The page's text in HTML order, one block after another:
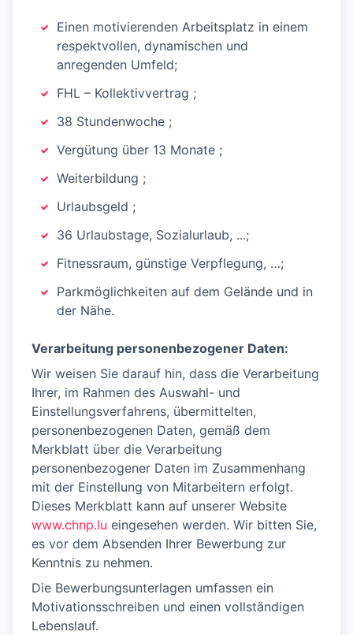
Einen motivierenden Arbeitsplatz in einem
respektvollen, dynamischen und
anregenden Umfeld;
FHL – Kollektivvertrag ;
38 Stundenwoche ;
Vergütung über 13 Monate ;
Weiterbildung ;
Urlaubsgeld ;
36 Urlaubstage, Sozialurlaub, ...;
Fitnessraum, günstige Verpflegung, …;
Parkmöglichkeiten auf dem Gelände und in
der Nähe.
Verarbeitung personenbezogener Daten:
Wir weisen Sie darauf hin, dass die Verarbeitung
Ihrer, im Rahmen des Auswahl- und
Einstellungsverfahrens, übermittelten,
personenbezogenen Daten, gemäß dem
Merkblatt über die Verarbeitung
personenbezogener Daten im Zusammenhang
mit der Einstellung von Mitarbeitern erfolgt.
Dieses Merkblatt kann auf unserer Website
www.chnp.lu eingesehen werden. Wir bitten Sie,
es vor dem Absenden Ihrer Bewerbung zur
Kenntnis zu nehmen.
Die Bewerbungsunterlagen umfassen ein
Motivationsschreiben und einen vollständigen
Lebenslauf.